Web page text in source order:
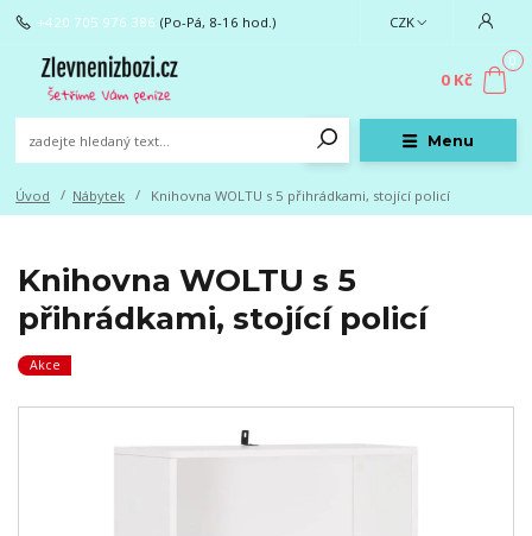
Menu
CZK
+420 705 976 386 (Po-Pá, 8-16 hod.)
0
0 Kč
Úvod Nábytek Knihovna WOLTU s 5 přihrádkami, stojící policí
Knihovna WOLTU s 5
přihrádkami, stojící policí
Akce